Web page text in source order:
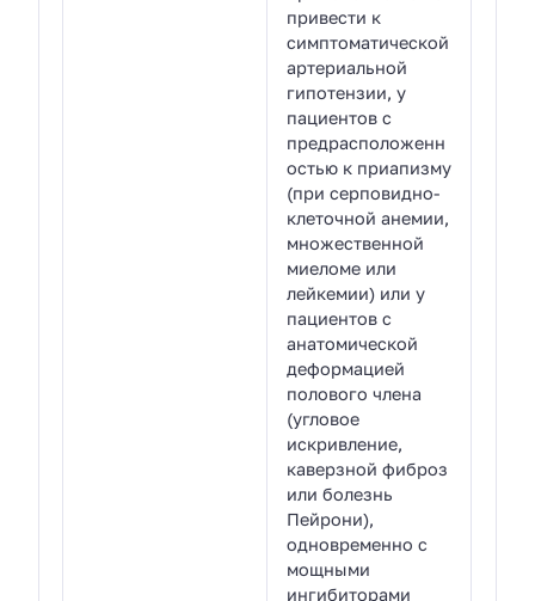
привести к
симптоматической
артериальной
гипотензии, у
пациентов с
предрасположенн
остью к приапизму
(при серповидно-
клеточной анемии,
множественной
миеломе или
лейкемии) или у
пациентов с
анатомической
деформацией
полового члена
(угловое
искривление,
каверзной фиброз
или болезнь
Пейрони),
одновременно с
мощными
ингибиторами